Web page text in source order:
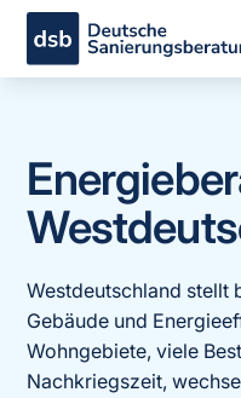
Westdeutschland stellt
Gebäude und
Wohngebiete, viele
Nachkriegszeit,